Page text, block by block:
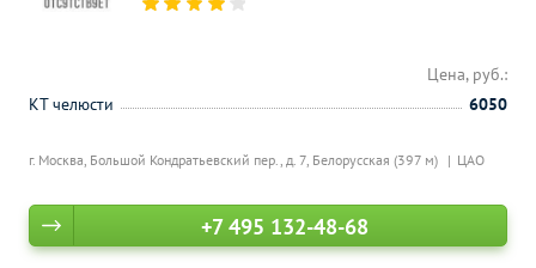
г. Москва, Большой Кондратьевский пер., д. 7, Белорусская (397 м) ЦАО
Цена, руб.:
КТ челюсти
6050
+7 495 132-48-68